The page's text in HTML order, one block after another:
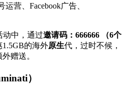
营、Facebook广告、
动中，通过邀请码：666666 （6个
的海外原生代，过时不候，
赠送。
）